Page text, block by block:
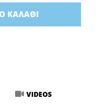
ΚΑΛΆΘΙ
VIDEOS